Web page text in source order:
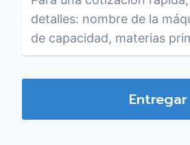
Entregar